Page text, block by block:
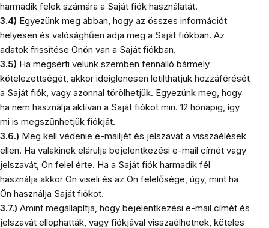
harmadik felek számára a Saját fiók használatát.
3.4) Egyezünk meg abban, hogy az összes információt
helyesen és valósághűen adja meg a Saját fiókban. Az
adatok frissítése Önön van a Saját fiókban.
3.5) Ha megsérti velünk szemben fennálló bármely
kötelezettségét, akkor ideiglenesen letilthatjuk hozzáférését
a Saját fiók, vagy azonnal törölhetjük. Egyezünk meg, hogy
ha nem használja aktívan a Saját fiókot min. 12 hónapig, így
mi is megszűnhetjük fiókját.
3.6.) Meg kell védenie e-mailjét és jelszavát a visszaélések
ellen. Ha valakinek elárulja bejelentkezési e-mail címét vagy
jelszavát, Ön felel érte. Ha a Saját fiók harmadik fél
használja akkor Ön viseli és az Ön felelősége, úgy, mint ha
Ön használja Saját fiókot.
3.7.) Amint megállapítja, hogy bejelentkezési e-mail címét és
jelszavát ellophatták, vagy fiókjával visszaélhetnek, köteles